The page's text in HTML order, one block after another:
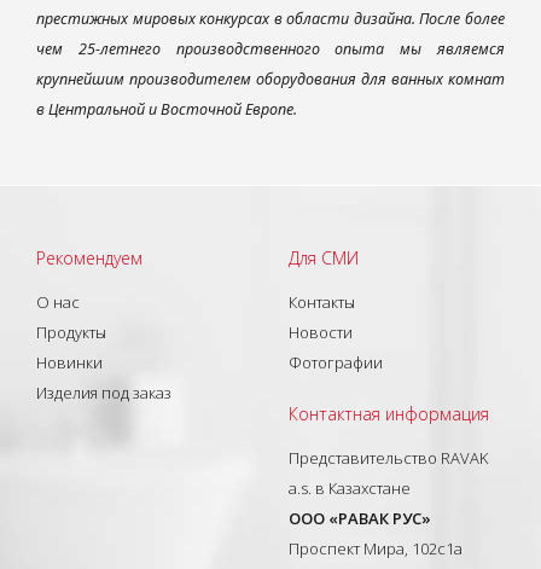
престижных мировых конкурсах в области дизайна. После более
чем 25-летнего производственного опыта мы являемся
крупнейшим производителем оборудования для ванных комнат
в Центральной и Восточной Европе.
Рекомендуем
О нас
Продукты
Новинки
Изделия под заказ
Для СМИ
Контакты
Новости
Фотографии
Контактная информация
Представительство RAVAK
a.s. в Казахстане
ООО «РАВАК РУС»
Проспект Мира, 102с1а